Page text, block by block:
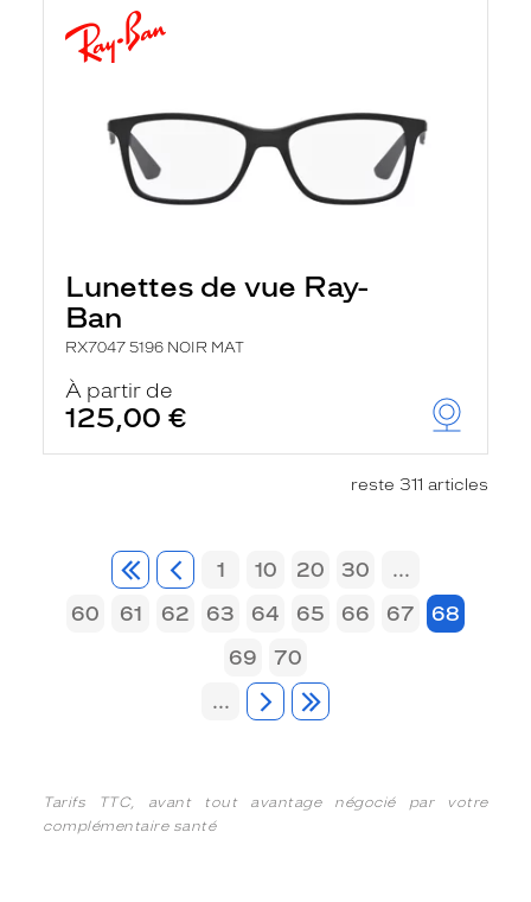
Lunettes de vue Ray-
Ban
RX7047 5196 NOIR MAT
À partir de
125,00 €
reste 311 articles
1 10 20 30
...
60
61 62 63 64 65 66 67
68
69
70
...
Tarifs TTC, avant tout avantage négocié par votre
complémentaire santé